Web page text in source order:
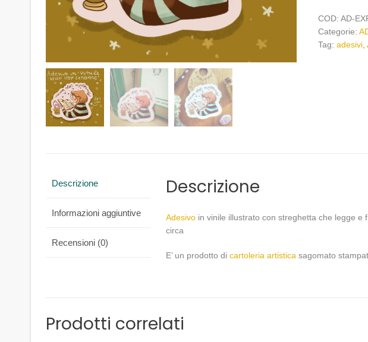
quantità
COD: AD-
Categorie:
Tag: adesivi,
Descrizione
Informazioni aggiuntive
Recensioni (0)
Descrizione
Adesivo in vinile illustrato con streghetta che legge e
circa
E’ un prodotto dicartoleria artistica sagomato
Prodotti correlati